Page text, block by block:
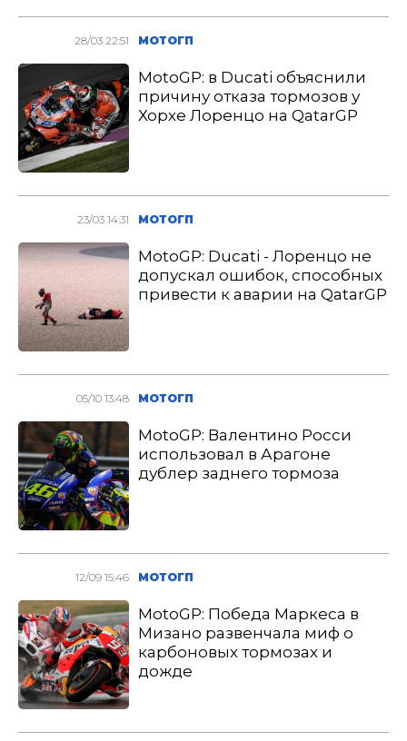
28/03 22:51 МОТОГП
MotoGP: в Ducati объяснили
причину отказа тормозов у
Хорхе Лоренцо на QatarGP
23/03 14:31 МОТОГП
MotoGP: Ducati - Лоренцо не
допускал ошибок, способных
привести к аварии на QatarGP
05/10 13:48 МОТОГП
MotoGP: Валентино Росси
использовал в Арагоне
дублер заднего тормоза
12/09 15:46 МОТОГП
MotoGP: Победа Маркеса в
Мизано развенчала миф о
карбоновых тормозах и
дожде